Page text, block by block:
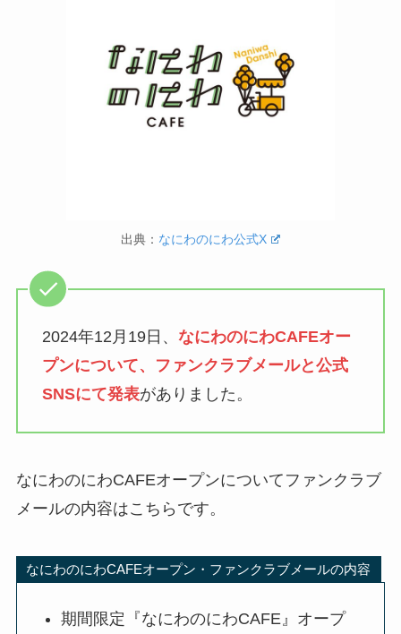
出典： なにわのにわ公式X
2024年12月19日、 なにわのにわCAFEオー
プンについて、ファンクラブメールと公式
SNSにて発表がありました。
なにわのにわCAFEオープンについてファンクラブ
メールの内容はこちらです。
なにわのにわCAFEオープン・ファンクラブメールの内容
期間限定『なにわのにわCAFE』オープ